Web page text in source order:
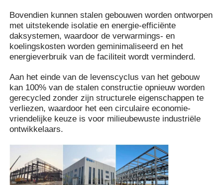
Vraag een offerte aan
Workshop staalconstructies
staalconstructie magazijn
Schuur voor staalconstructies
Bovendien kunnen stalen gebouwen worden ontworpen
met uitstekende isolatie en energie-efficiënte
daksystemen, waardoor de verwarmings- en
koelingskosten worden geminimaliseerd en het
energieverbruik van de faciliteit wordt verminderd.
Aan het einde van de levenscyclus van het gebouw
kan 100% van de stalen constructie opnieuw worden
gerecycled zonder zijn structurele eigenschappen te
verliezen, waardoor het een circulaire economie-
vriendelijke keuze is voor milieubewuste industriële
ontwikkelaars.